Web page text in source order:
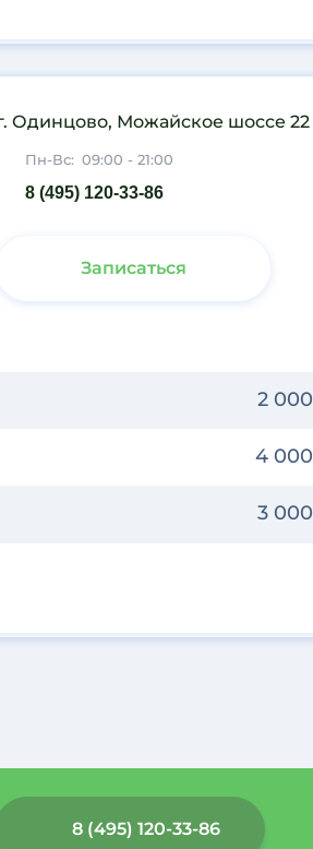
Одинцово, Можайское шоссе 22
Пн-Вс: 09:00 - 21:00
8 (495) 120-33-86
Записаться
2 000
4 000
3 000
8 (495) 120-33-86